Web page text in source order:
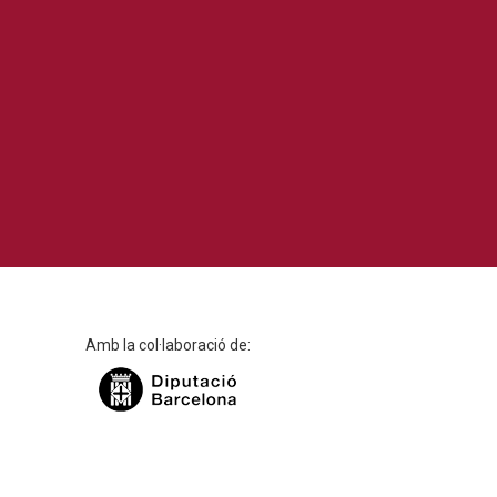
Amb la col·laboració de: